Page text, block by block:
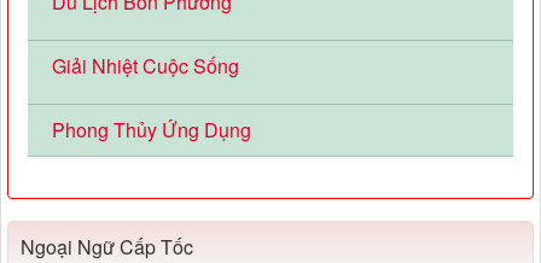
Giải Nhiệt Cuộc Sống
Phong Thủy Ứng Dụng
Ngoại Ngữ Cấp Tốc